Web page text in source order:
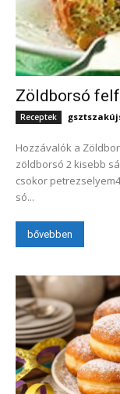
Zöldborsó
Receptek
Hozzávalók a
zöldborsó 2 kisebb
csokor
só...
bővebben